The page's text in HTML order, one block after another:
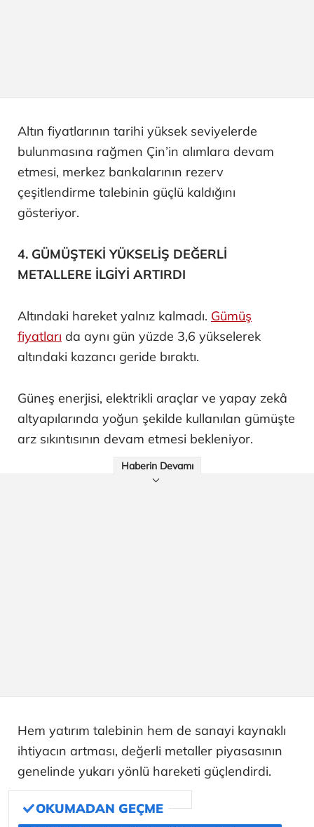
Altın fiyatlarının tarihi yüksek seviyelerde
bulunmasına rağmen Çin’in alımlara devam
etmesi, merkez bankalarının rezerv
çeşitlendirme talebinin güçlü kaldığını
gösteriyor.
4. GÜMÜŞTEKİ YÜKSELİŞ DEĞERLİ
METALLERE İLGİYİ ARTIRDI
Altındaki hareket yalnız kalmadı. Gümüş
fiyatları da aynı gün yüzde 3,6 yükselerek
altındaki kazancı geride bıraktı.
Güneş enerjisi, elektrikli araçlar ve yapay zekâ
altyapılarında yoğun şekilde kullanılan gümüşte
arz sıkıntısının devam etmesi bekleniyor.
Haberin Devamı
Hem yatırım talebinin hem de sanayi kaynaklı
ihtiyacın artması, değerli metaller piyasasının
genelinde yukarı yönlü hareketi güçlendirdi.